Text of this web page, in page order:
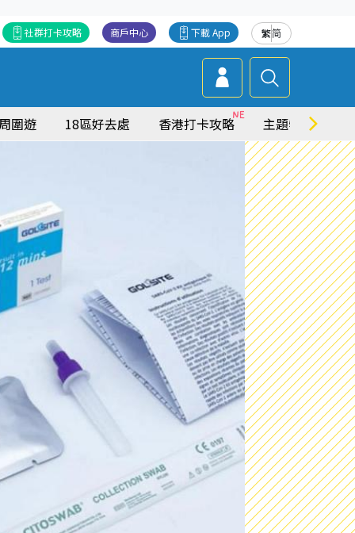
繁简
下載 App
商戶中心
社群打卡攻略
圍遊 18區好去處 香港打卡攻略 主題特集